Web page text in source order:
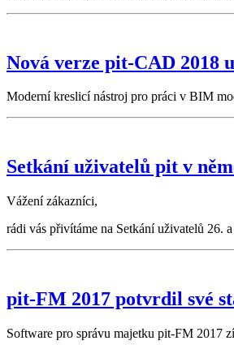
Nová verze pit-CAD 2018
Moderní kreslicí nástroj pro práci v BIM
Setkání uživatelů pit v
Vážení zákazníci,
rádi vás přivítáme na Setkání uživatelů 26.
pit-FM 2017 potvrdil své
Software pro správu majetku pit-FM 2017